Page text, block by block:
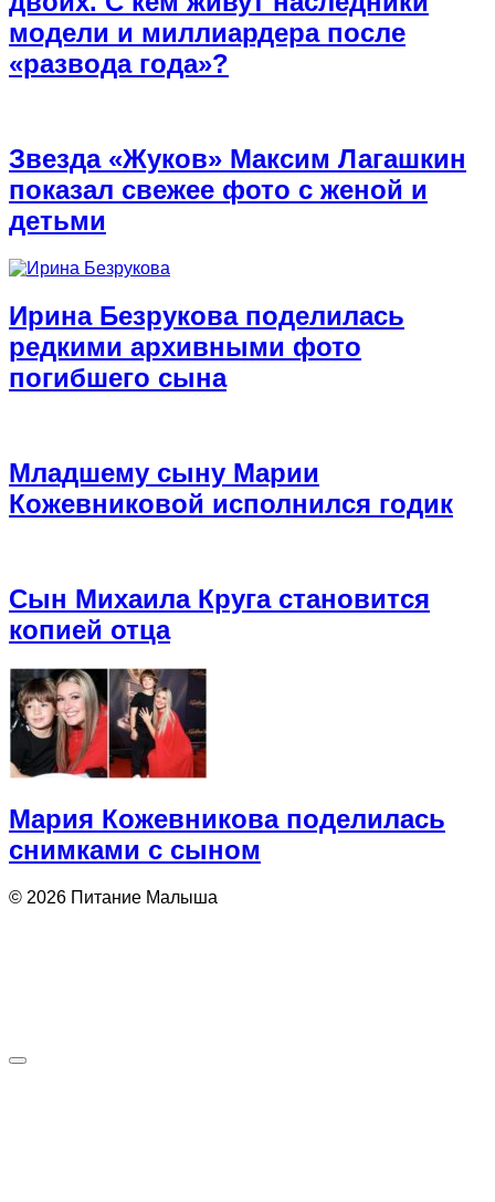
модели и миллиардера после
«развода года»?
Звезда «Жуков» Максим Лагашкин
показал свежее фото с женой и
детьми
Ирина Безрукова поделилась
редкими архивными фото
погибшего сына
Младшему сыну Марии
Кожевниковой исполнился годик
Сын Михаила Круга становится
копией отца
Мария Кожевникова поделилась
снимками с сыном
© 2026 Питание Малыша